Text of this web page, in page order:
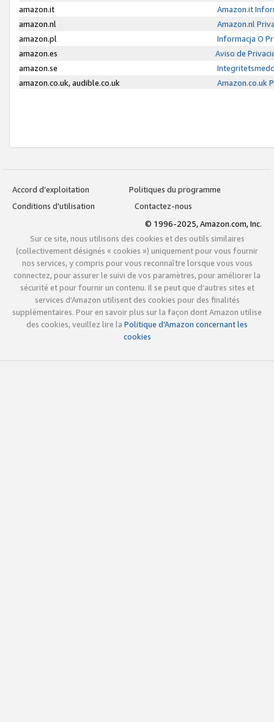
amazon.it
Amazon.it
amazon.nl
Amazon.nl
amazon.pl
Informacja O
amazon.es
Aviso de
amazon.se
amazon.co.uk, audible.co.uk
Amazon.co.uk
Accord d’exploitation
Politiques du programme
Conditions d’utilisation
Contactez-nous
© 1996-2025, Amazon.com, Inc.
Sur ce site, nous utilisons des cookies et des outils similaires
(collectivement désignés « cookies ») uniquement pour vous fournir
nos services, y compris pour vous reconnaître lorsque vous vous
connectez, pour assurer le suivi de vos paramètres, pour améliorer la
sécurité et pour fournir un contenu. Il se peut que d’autres sites et
services d’Amazon utilisent des cookies pour des finalités
supplémentaires. Pour en savoir plus sur la façon dont Amazon utilise
des cookies, veuillez lire la Politique d’Amazon concernant les
cookies